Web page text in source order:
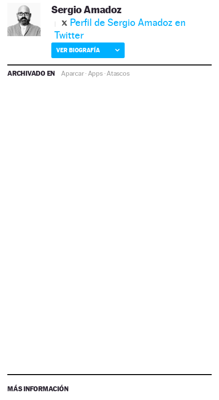
Sergio Amadoz
Perfil de Sergio Amadoz en
Twitter
VER BIOGRAFÍA
ARCHIVADO EN Aparcar· Apps·Atascos
MÁS INFORMACIÓN